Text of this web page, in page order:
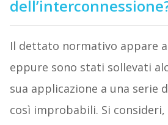
Il dettato normativo appare
eppure sono stati sollevati
sua applicazione a una serie
così improbabili. Si